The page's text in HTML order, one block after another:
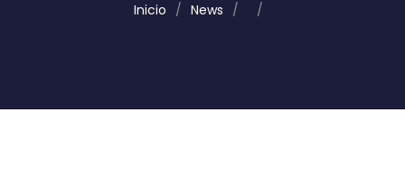
Inicio / News / /